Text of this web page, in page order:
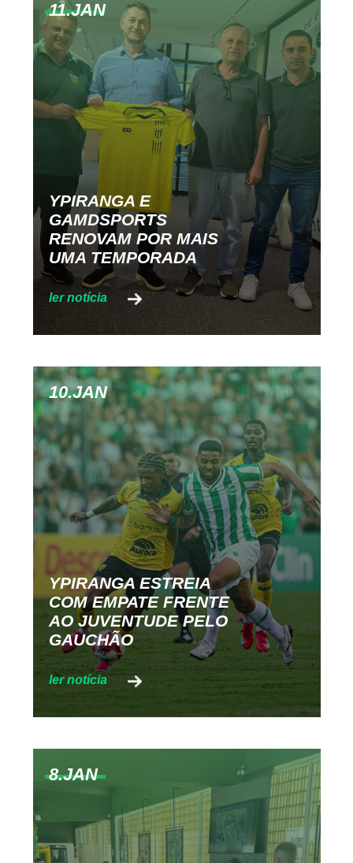
11.JAN
YPIRANGA E
GAMDSPORTS
RENOVAM POR MAIS
UMA TEMPORADA
10.JAN
YPIRANGA ESTREIA
COM EMPATE FRENTE
AO JUVENTUDE PELO
GAUCHÃO
8.JAN